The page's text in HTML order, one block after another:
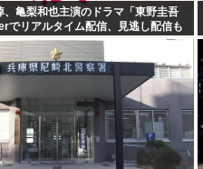
、亀梨和也主演のドラマ「東野圭吾
でリアルタイム配信、見逃し配信も